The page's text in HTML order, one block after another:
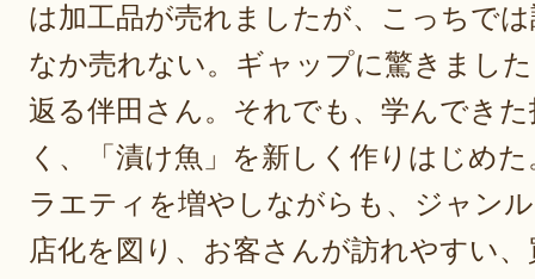
は加工品が売れましたが、こっちで
なか売れない。ギャップに驚きまし
返る伴田さん。それでも、学んでき
く、「漬け魚」を新しく作りはじめ
ラエティを増やしながらも、ジャン
店化を図り、お客さんが訪れやすい